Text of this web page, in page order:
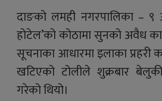
दाङको लमही नगरपालिका – ९
होटेल’को कोठामा सुनको अवैध
सूचनाका आधारमा इलाका प्रहरी
खटिएको टोलीले शुक्रबार
गरेको थियो।